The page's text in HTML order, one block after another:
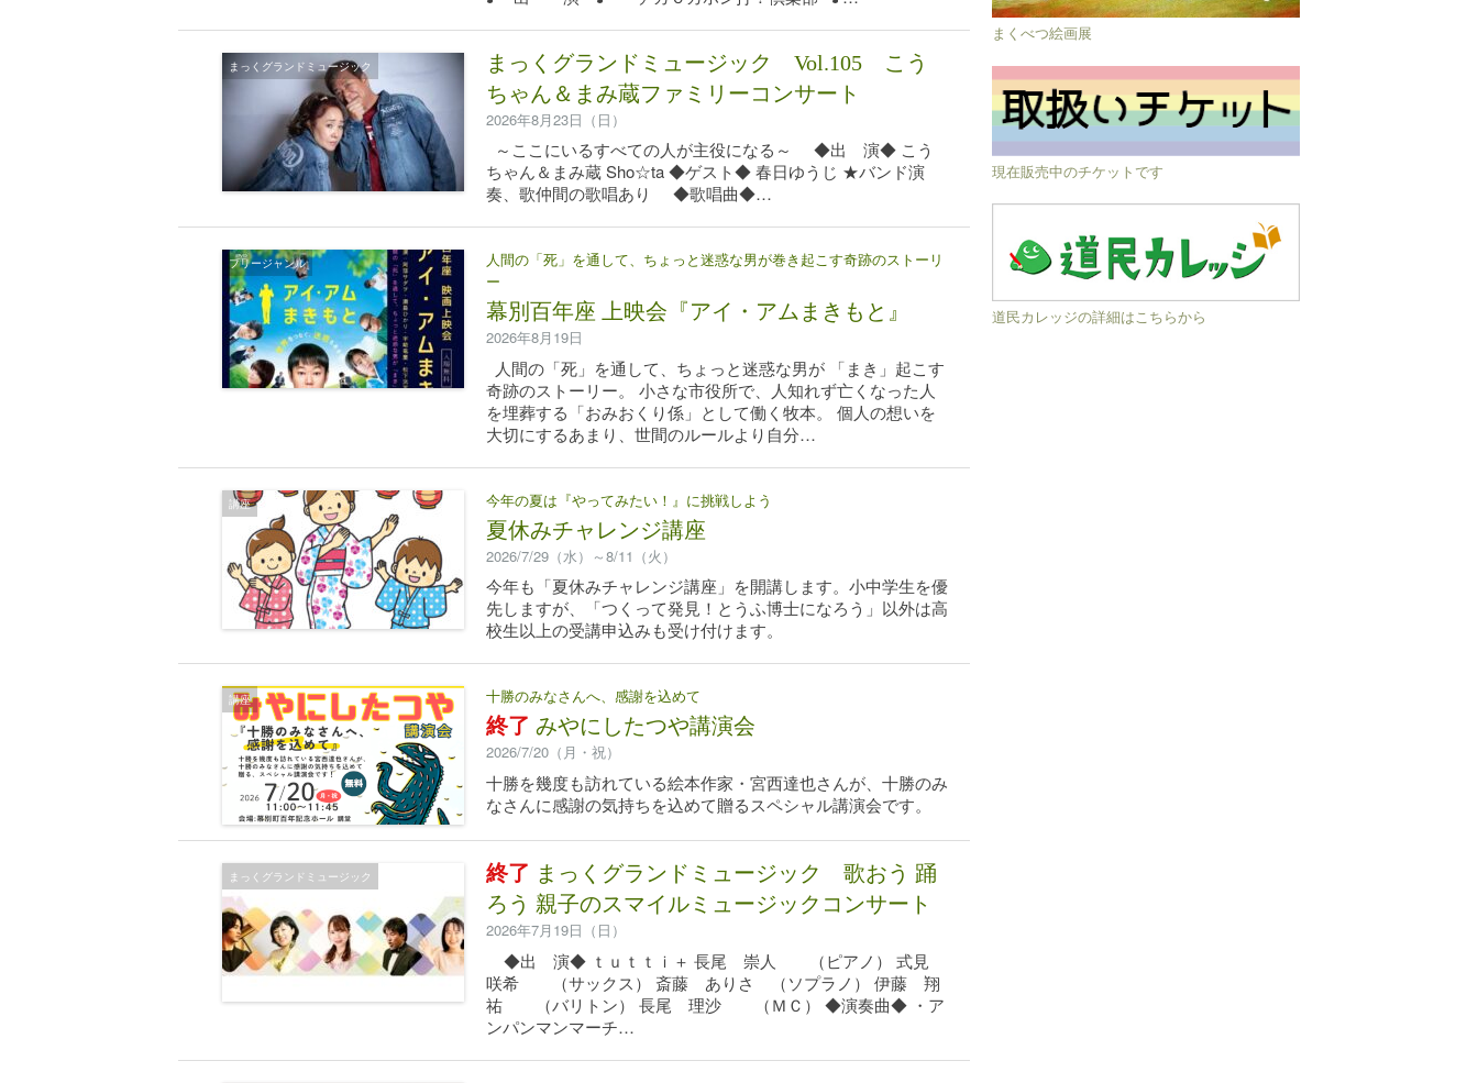
まっくグランドミュージック
まっくグランドミュージック Vol.105 こう
ちゃん＆まみ蔵ファミリーコンサート
2026年8月23日（日）
～ここにいるすべての人が主役になる～ ◆出 演◆ こう
ちゃん＆まみ蔵 Sho☆ta ◆ゲスト◆ 春日ゆうじ ★バンド演
奏、歌仲間の歌唱あり ◆歌唱曲◆…
フリージャンル
人間の「死」を通して、ちょっと迷惑な男が巻き起こす奇跡のストーリ
ー
幕別百年座 上映会『アイ・アムまきもと』
2026年8月19日
人間の「死」を通して、ちょっと迷惑な男が 「まき」起こす
奇跡のストーリー。 小さな市役所で、人知れず亡くなった人
を埋葬する「おみおくり係」として働く牧本。 個人の想いを
大切にするあまり、世間のルールより自分…
講座 今年の夏は『やってみたい！』に挑戦しよう
夏休みチャレンジ講座
2026/7/29（水）～8/11（火）
今年も「夏休みチャレンジ講座」を開講します。小中学生を優
先しますが、「つくって発見！とうふ博士になろう」以外は高
校生以上の受講申込みも受け付けます。
講座 十勝のみなさんへ、感謝を込めて
終了 みやにしたつや講演会
2026/7/20（月・祝）
十勝を幾度も訪れている絵本作家・宮西達也さんが、十勝のみ
なさんに感謝の気持ちを込めて贈るスペシャル講演会です。
まっくグランドミュージック 終了 まっくグランドミュージック 歌おう 踊
ろう 親子のスマイルミュージックコンサート
2026年7月19日（日）
◆出 演◆ ｔｕｔｔｉ＋ 長尾 崇人 （ピアノ） 式見
咲希 （サックス） 斎藤 ありさ （ソプラノ） 伊藤 翔
祐 （バリトン） 長尾 理沙 （ＭＣ） ◆演奏曲◆ ・ア
ンパンマンマーチ…
まくべつ絵画展
現在販売中のチケットです
道民カレッジの詳細はこちらから